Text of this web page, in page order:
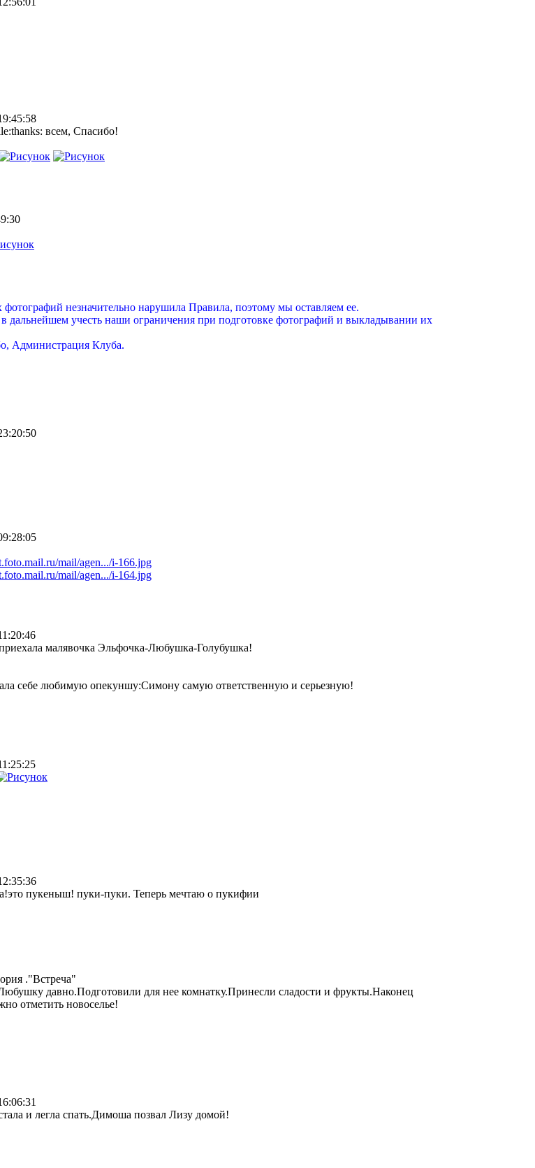
всем, Спасибо!
незначительно нарушила Правила, поэтому мы оставляем ее.
дальнейшем учесть наши ограничения при подготовке фотографий и выкладывании их
Администрация Клуба.
mail/agen.../i-166.jpg
mail/agen.../i-164.jpg
малявочка Эльфочка-Любушка-Голубушка!
себе любимую опекуншу:Симону самую ответственную и серьезную!
пукеныш! пуки-пуки. Теперь мечтаю о пукифии
."Встреча"
давно.Подготовили для нее комнатку.Принесли сладости и фрукты.Наконец
отметить новоселье!
и легла спать.Димоша позвал Лизу домой!